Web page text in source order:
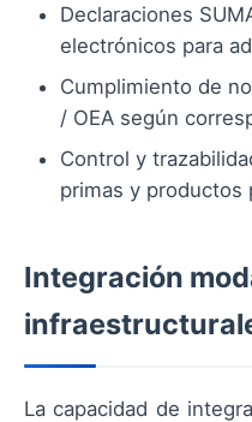
Declaraciones
electrónicos para
Cumplimiento de
/ OEA según
Control y
primas y productos
Integración
La capacidad de